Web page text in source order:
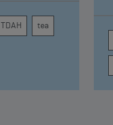
y la
TDAH tea